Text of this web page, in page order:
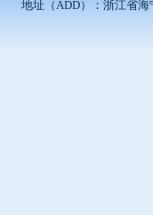
地址（ADD）：浙江省